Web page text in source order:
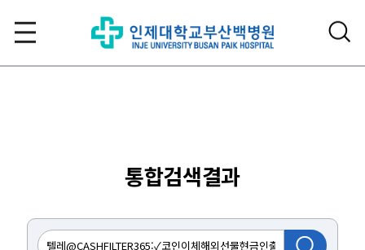
통합검색결과